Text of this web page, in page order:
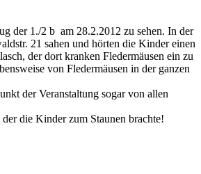
der 1./2 b am 28.2.2012 zu sehen. In der
21 sahen und hörten die Kinder einen
der dort kranken Fledermäusen ein zu
von Fledermäusen in der ganzen
der Veranstaltung sogar von allen
die Kinder zum Staunen brachte!